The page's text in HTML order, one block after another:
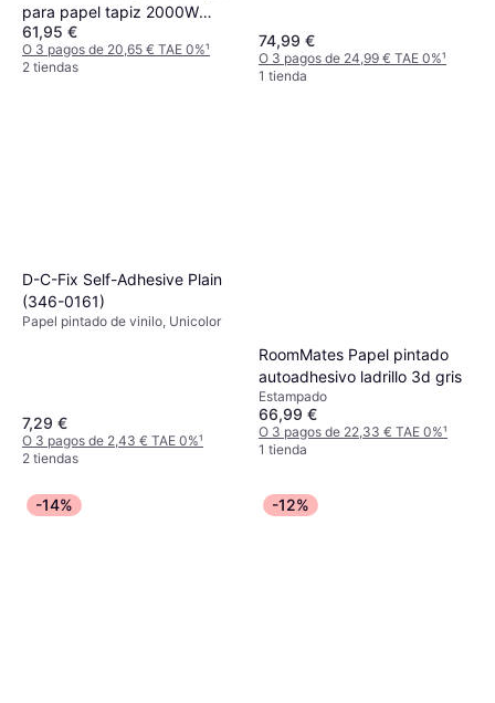
para papel tapiz 2000W
4.5L, 3.5m de manguera
61,95 €
O 3 pagos de 20,65 € TAE 0%¹
2 tiendas
74,99 €
O 3 pagos de 24,99 € TAE 0%¹
1 tienda
D-C-Fix Self-Adhesive Plain
(‎346-0161)
Papel pintado de vinilo, Unicolor
7,29 €
O 3 pagos de 2,43 € TAE 0%¹
2 tiendas
RoomMates Papel pintado
autoadhesivo ladrillo 3d gris
Estampado
66,99 €
O 3 pagos de 22,33 € TAE 0%¹
1 tienda
-14% -12%